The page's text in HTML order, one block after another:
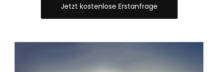
Jetzt kostenlose Erstanfrage